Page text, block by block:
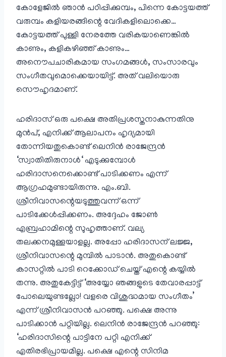
കോളേജിൽ ഞാൻ പഠിപ്പിക്കുമ്പം, പിന്നെ കോട്ടയത്ത്
വരുമ്പം കളിയരങ്ങിന്റെ വേദികളിലൊക്കെ…
കോട്ടയത്ത് പുള്ളി നേരത്തേ വരികയാണെങ്കിൽ
കാണും, കളികഴിഞ്ഞ് കാണും…
അനൌപചാരികമായ സംഗമങ്ങൾ, സംസാരവും
സംഗീതവുമൊക്കെയായിട്ട്. അത് വലിയൊരു
സൌഹൃദമാണ്.
ഹരിദാസ് ഒരു പക്ഷെ അതിപ്രശസ്തനാകുന്നതിനു
മുൻപ്, എനിക്ക് ആലാപനം ഹൃദ്യമായി
തോന്നിയതുകൊണ്ട് ലെനിൻ രാജേന്ദ്രൻ
‘സ്വാതിതിരുനാൾ‘ എടുക്കുമ്പോൾ
ഹരിദാസനെക്കൊണ്ട് പാടിക്കണം എന്ന്
ആഗ്രഹമുണ്ടായിരുന്നു. എം.ബി.
ശ്രീനിവാസന്റെയടുത്തുവന്ന് ഒന്ന്
പാടിക്കേൾപ്പിക്കണം. അദ്ദേഹം ജോൺ
എബ്രഹാമിന്റെ സുഹൃത്താണ്. വല്യ
തലക്കനമുള്ളയാളല്ല. അപ്പോ ഹരിദാസന് ലജ്ജ,
ശ്രീനിവാസന്റെ മുമ്പിൽ പാടാൻ. അതുകൊണ്ട്
കാസറ്റിൽ പാടി റെക്കോഡ് ചെയ്ത് എന്റെ കയ്യിൽ
തന്നു. അതുകേട്ടിട്ട് ‘അയ്യോ ഞങ്ങളുടെ തേവാരപ്പാട്ട്
പോലെയുണ്ടല്ലോ! വളരെ വിശുദ്ധമായ സംഗീതം’
എന്ന് ശ്രീനിവാസൻ പറഞ്ഞു. പക്ഷെ അന്നു
പാടിക്കാൻ പറ്റിയില്ല. ലെനിൻ രാജേന്ദ്രൻ പറഞ്ഞു:
‘ഹരിദാസിന്റെ പാട്ടിനേ പറ്റി എനിക്ക്
എതിരഭിപ്രായമില്ല. പക്ഷെ എന്റെ സിനിമ